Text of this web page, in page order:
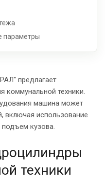
параметры
предлагает
коммунальной техники.
машина может
включая использование
подъем кузова.
техники